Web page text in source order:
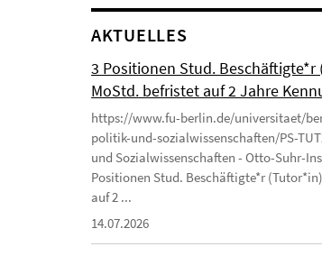
AKTUELLES
3 Positionen Stud.
MoStd. befristet auf 2 Jahre
https://www.fu-berlin.de/universitaet/
politik-und-sozialwissenschaften/PS-
und Sozialwissenschaften - Otto-Suhr-
Positionen Stud. Beschäftigte*r
auf 2 ...
14.07.2026